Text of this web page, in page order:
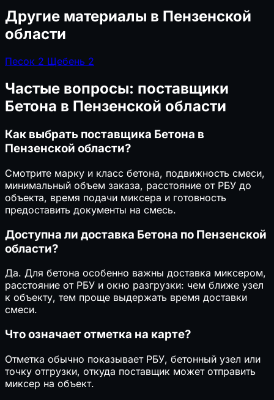
Другие материалы в Пензенской
области
Песок 2 Щебень 2
Частые вопросы: поставщики
Бетона в Пензенской области
Как выбрать поставщика Бетона в
Пензенской области?
Смотрите марку и класс бетона, подвижность смеси,
минимальный объем заказа, расстояние от РБУ до
объекта, время подачи миксера и готовность
предоставить документы на смесь.
Доступна ли доставка Бетона по Пензенской
области?
Да. Для бетона особенно важны доставка миксером,
расстояние от РБУ и окно разгрузки: чем ближе узел
к объекту, тем проще выдержать время доставки
смеси.
Что означает отметка на карте?
Отметка обычно показывает РБУ, бетонный узел или
точку отгрузки, откуда поставщик может отправить
миксер на объект.